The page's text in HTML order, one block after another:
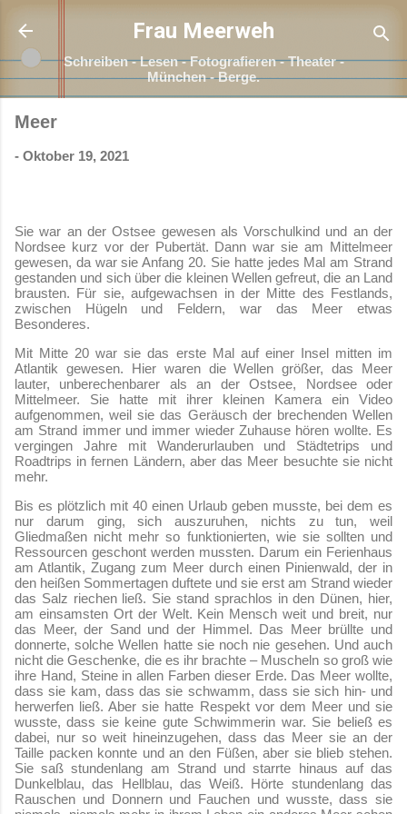
Direkt zum Hauptbereich
Frau Meerweh
Schreiben - Lesen - Fotografieren - Theater -
München - Berge.
Meer
- Oktober 19, 2021
Sie war an der Ostsee gewesen als Vorschulkind und an der
Nordsee kurz vor der Pubertät. Dann war sie am Mittelmeer
gewesen, da war sie Anfang 20. Sie hatte jedes Mal am Strand
gestanden und sich über die kleinen Wellen gefreut, die an Land
brausten. Für sie, aufgewachsen in der Mitte des Festlands,
zwischen Hügeln und Feldern, war das Meer etwas
Besonderes.
Mit Mitte 20 war sie das erste Mal auf einer Insel mitten im
Atlantik gewesen. Hier waren die Wellen größer, das Meer
lauter, unberechenbarer als an der Ostsee, Nordsee oder
Mittelmeer. Sie hatte mit ihrer kleinen Kamera ein Video
aufgenommen, weil sie das Geräusch der brechenden Wellen
am Strand immer und immer wieder Zuhause hören wollte. Es
vergingen Jahre mit Wanderurlauben und Städtetrips und
Roadtrips in fernen Ländern, aber das Meer besuchte sie nicht
mehr.
Bis es plötzlich mit 40 einen Urlaub geben musste, bei dem es
nur darum ging, sich auszuruhen, nichts zu tun, weil
Gliedmaßen nicht mehr so funktionierten, wie sie sollten und
Ressourcen geschont werden mussten. Darum ein Ferienhaus
am Atlantik, Zugang zum Meer durch einen Pinienwald, der in
den heißen Sommertagen duftete und sie erst am Strand wieder
das Salz riechen ließ. Sie stand sprachlos in den Dünen, hier,
am einsamsten Ort der Welt. Kein Mensch weit und breit, nur
das Meer, der Sand und der Himmel. Das Meer brüllte und
donnerte, solche Wellen hatte sie noch nie gesehen. Und auch
nicht die Geschenke, die es ihr brachte – Muscheln so groß wie
ihre Hand, Steine in allen Farben dieser Erde. Das Meer wollte,
dass sie kam, dass das sie schwamm, dass sie sich hin- und
herwerfen ließ. Aber sie hatte Respekt vor dem Meer und sie
wusste, dass sie keine gute Schwimmerin war. Sie beließ es
dabei, nur so weit hineinzugehen, dass das Meer sie an der
Taille packen konnte und an den Füßen, aber sie blieb stehen.
Sie saß stundenlang am Strand und starrte hinaus auf das
Dunkelblau, das Hellblau, das Weiß. Hörte stundenlang das
Rauschen und Donnern und Fauchen und wusste, dass sie